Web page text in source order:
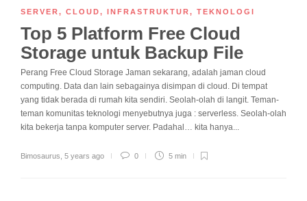
SERVER, CLOUD, INFRASTRUKTUR, TEKNOLOGI
Top 5 Platform Free Cloud
Storage untuk Backup File
Perang Free Cloud Storage Jaman sekarang, adalah jaman cloud
computing. Data dan lain sebagainya disimpan di cloud. Di tempat
yang tidak berada di rumah kita sendiri. Seolah-olah di langit. Teman-
teman komunitas teknologi menyebutnya juga : serverless. Seolah-olah
kita bekerja tanpa komputer server. Padahal… kita hanya...
Bimosaurus 5 years ago 0 5 min